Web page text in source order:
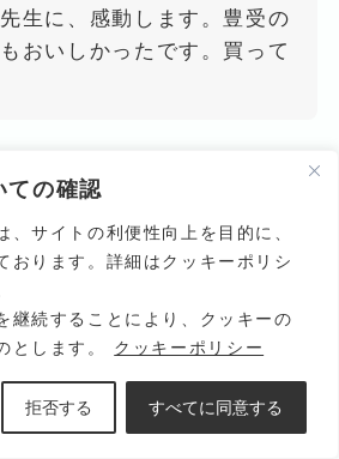
ての確認
、サイトの利便性向上を目的に、
おります。詳細はクッキーポリシ
継続することにより、クッキーの
とします。
クッキーポリシー
拒否する すべてに同意する
生に、感動します。豊受の
おいしかったです。買って
お話をありがとうございま
がにぶいので今回の講演
かり聞いて自分の中に落と
あるなと認識できました。
しっかりと考えてみようと